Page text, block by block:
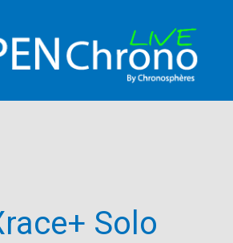
Solo